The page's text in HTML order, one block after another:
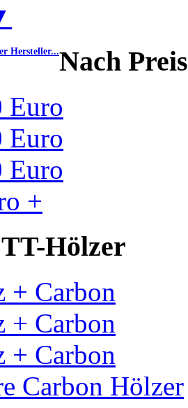
Hersteller...Nach Preis
Euro
Euro
Euro
+
Hölzer
+ Carbon
+ Carbon
+ Carbon
Carbon Hölzer